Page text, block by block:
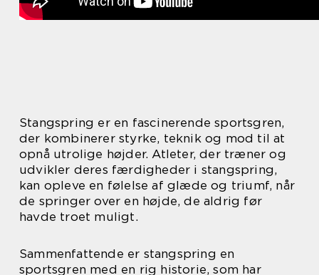
Stangspring er en fascinerende sportsgren,
der kombinerer styrke, teknik og mod til at
opnå utrolige højder. Atleter, der træner og
udvikler deres færdigheder i stangspring,
kan opleve en følelse af glæde og triumf, når
de springer over en højde, de aldrig før
havde troet muligt.
Sammenfattende er stangspring en
sportsgren med en rig historie, som har